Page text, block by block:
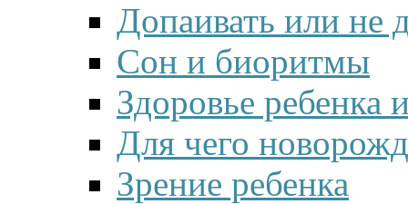
Допаивать или не
Сон и биоритмы
Здоровье ребенка
Для чего
Зрение ребенка